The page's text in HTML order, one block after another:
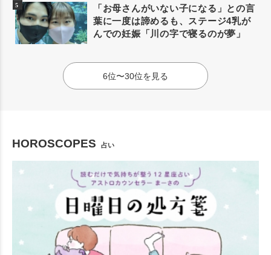
「お母さんがいない子になる」との言
葉に一度は諦めるも、ステージ4乳が
んでの妊娠「川の字で寝るのが夢」
6位〜30位を見る
HOROSCOPES 占い